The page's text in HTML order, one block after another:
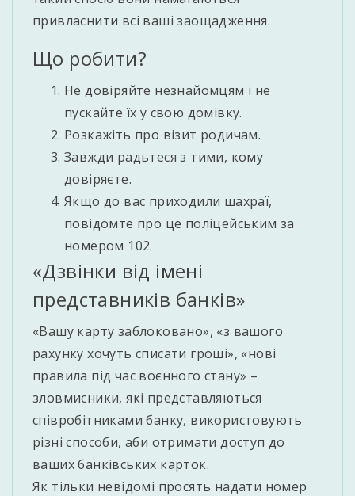
привласнити всі ваші заощадження.
Що робити?
Не довіряйте незнайомцям і не
пускайте їх у свою домівку.
Розкажіть про візит родичам.
Завжди радьтеся з тими, кому
довіряєте.
Якщо до вас приходили шахраї,
повідомте про це поліцейським за
номером 102.
«Дзвінки від імені
представників банків»
«Вашу карту заблоковано», «з вашого
рахунку хочуть списати гроші», «нові
правила під час воєнного стану» –
зловмисники, які представляються
співробітниками банку, використовують
різні способи, аби отримати доступ до
ваших банківських карток.
Як тільки невідомі просять надати номер